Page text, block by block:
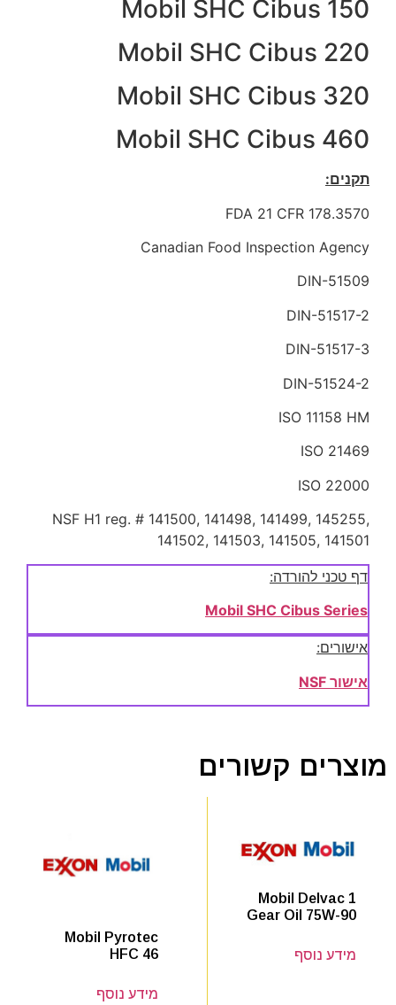
Mobil SHC Cibus 150
Mobil SHC Cibus 220
Mobil SHC Cibus 320
Mobil SHC Cibus 460
תקנים:
FDA 21 CFR 178.3570
Canadian Food Inspection Agency
DIN-51509
DIN-51517-2
DIN-51517-3
DIN-51524-2
ISO 11158 HM
ISO 21469
ISO 22000
NSF H1 reg. # 141500, 141498, 141499, 145255,
141502, 141503, 141505, 141501
דף טכני להורדה:
Mobil SHC Cibus Series
אישורים:
אישור NSF
מוצרים קשורים
Mobil Delvac 1
Gear Oil 75W-90
מידע נוסף
Mobil Pyrotec
HFC 46
מידע נוסף